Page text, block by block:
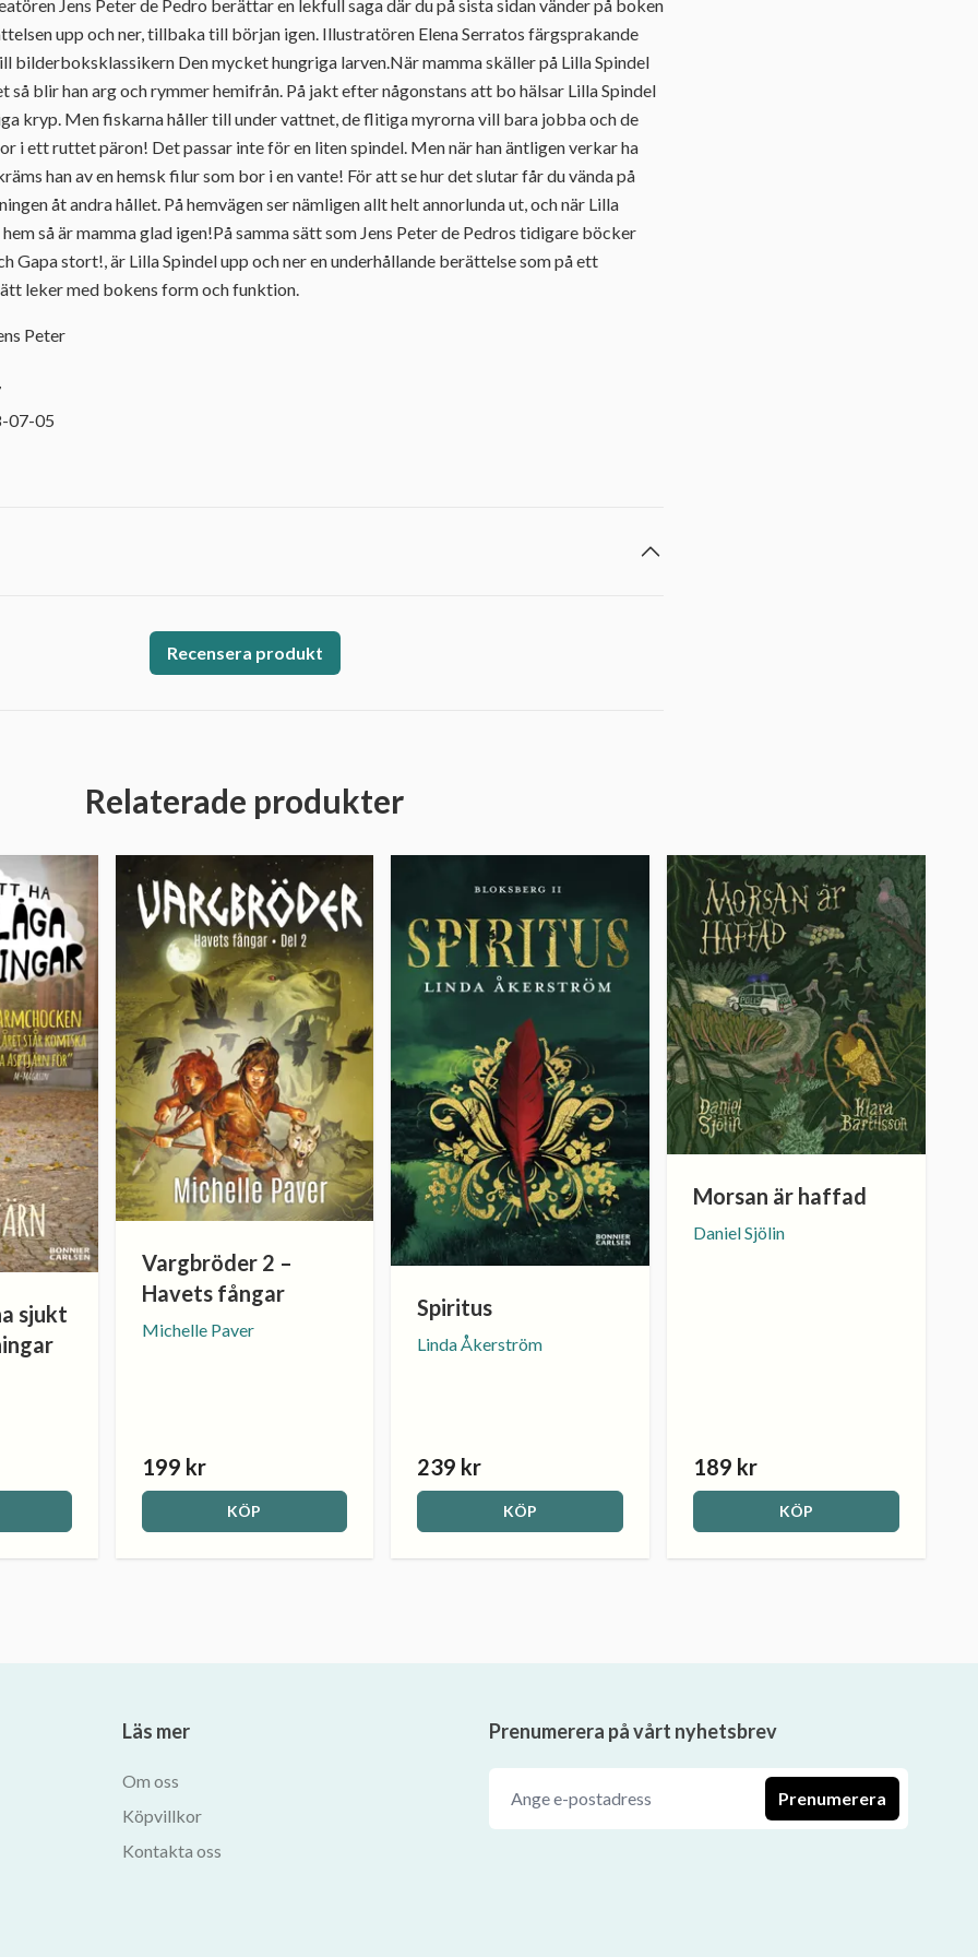
Jens Peter de Pedro berättar en lekfull saga där du på sista sidan vänder på boken
upp och ner, tillbaka till början igen. Illustratören Elena Serratos färgsprakande
bilderboksklassikern Den mycket hungriga larven.När mamma skäller på Lilla Spindel
så blir han arg och rymmer hemifrån. På jakt efter någonstans att bo hälsar Lilla Spindel
kryp. Men fiskarna håller till under vattnet, de flitiga myrorna vill bara jobba och de
i ett ruttet päron! Det passar inte för en liten spindel. Men när han äntligen verkar ha
han av en hemsk filur som bor i en vante! För att se hur det slutar får du vända på
åt andra hållet. På hemvägen ser nämligen allt helt annorlunda ut, och när Lilla
så är mamma glad igen!På samma sätt som Jens Peter de Pedros tidigare böcker
Gapa stort!, är Lilla Spindel upp och ner en underhållande berättelse som på ett
leker med bokens form och funktion.
Peter
07-05
Recensera produkt
Relaterade produkter
sjukt
Vargbröder 2 –
Havets fångar
Michelle Paver
199 kr
KÖP
Spiritus
Linda Åkerström
239 kr
KÖP
Morsan är haffad
Daniel Sjölin
189 kr
KÖP
Läs mer
Om oss
Köpvillkor
Kontakta oss
Prenumerera på vårt nyhetsbrev
Prenumerera